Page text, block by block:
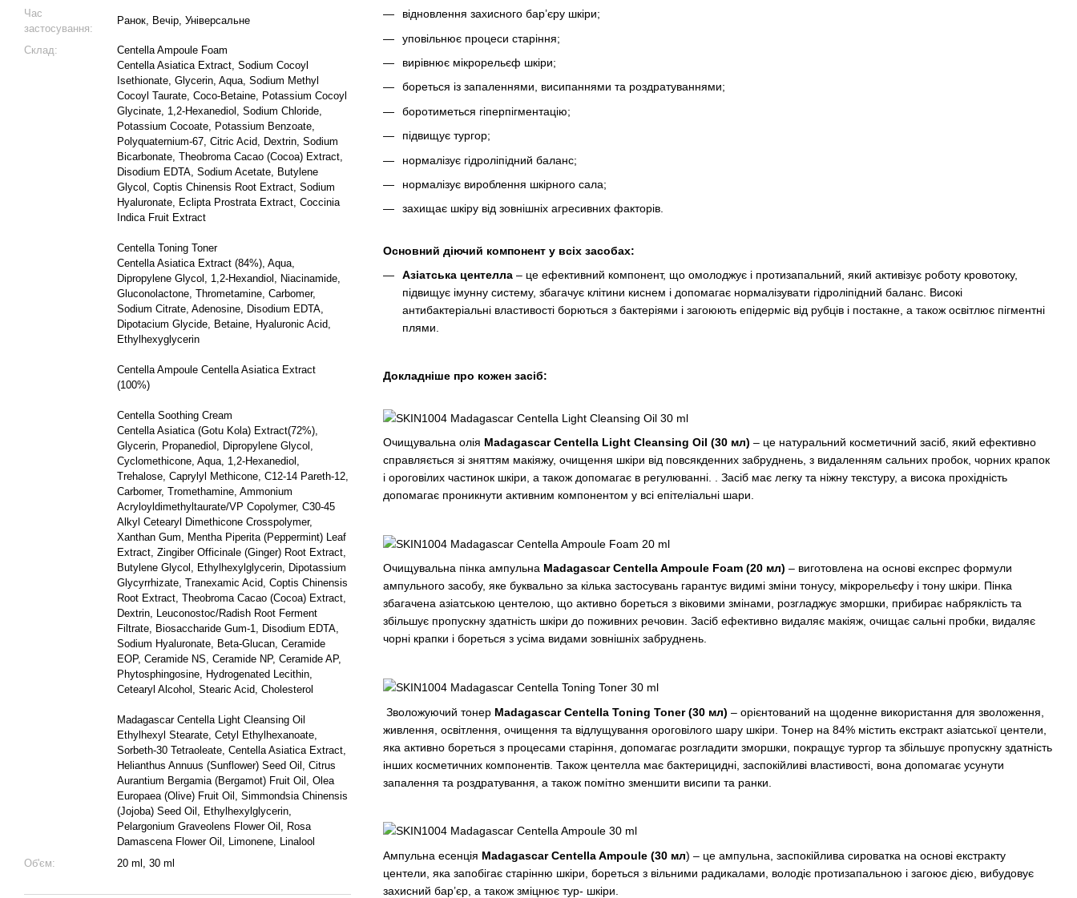
Час
застосування:
Ранок, Вечір, Універсальне
Склад:
Centella Ampoule Foam
Centella Asiatica Extract, Sodium Cocoyl
Isethionate, Glycerin, Aqua, Sodium Methyl
Cocoyl Taurate, Coco-Betaine, Potassium Cocoyl
Glycinate, 1,2-Hexanediol, Sodium Chloride,
Potassium Cocoate, Potassium Benzoate,
Polyquaternium-67, Citric Acid, Dextrin, Sodium
Bicarbonate, Theobroma Cacao (Cocoa) Extract,
Disodium EDTA, Sodium Acetate, Butylene
Glycol, Coptis Chinensis Root Extract, Sodium
Hyaluronate, Eclipta Prostrata Extract, Coccinia
Indica Fruit Extract
Centella Toning Toner
Centella Asiatica Extract (84%), Aqua,
Dipropylene Glycol, 1,2-Hexandiol, Niacinamide,
Gluconolactone, Thrometamine, Carbomer,
Sodium Citrate, Adenosine, Disodium EDTA,
Dipotacium Glycide, Betaine, Hyaluronic Acid,
Ethylhexyglycerin
Centella Ampoule Centella Asiatica Extract
(100%)
Centella Soothing Cream
Centella Asiatica (Gotu Kola) Extract(72%),
Glycerin, Propanediol, Dipropylene Glycol,
Cyclomethicone, Aqua, 1,2-Hexanediol,
Trehalose, Caprylyl Methicone, C12-14 Pareth-12,
Carbomer, Tromethamine, Ammonium
Acryloyldimethyltaurate/VP Copolymer, C30-45
Alkyl Cetearyl Dimethicone Crosspolymer,
Xanthan Gum, Mentha Piperita (Peppermint) Leaf
Extract, Zingiber Officinale (Ginger) Root Extract,
Butylene Glycol, Ethylhexylglycerin, Dipotassium
Glycyrrhizate, Tranexamic Acid, Coptis Chinensis
Root Extract, Theobroma Cacao (Cocoa) Extract,
Dextrin, Leuconostoc/Radish Root Ferment
Filtrate, Biosaccharide Gum-1, Disodium EDTA,
Sodium Hyaluronate, Beta-Glucan, Ceramide
EOP, Ceramide NS, Ceramide NP, Ceramide AP,
Phytosphingosine, Hydrogenated Lecithin,
Cetearyl Alcohol, Stearic Acid, Cholesterol
Madagascar Centella Light Cleansing Oil
Ethylhexyl Stearate, Cetyl Ethylhexanoate,
Sorbeth-30 Tetraoleate, Centella Asiatica Extract,
Helianthus Annuus (Sunflower) Seed Oil, Citrus
Aurantium Bergamia (Bergamot) Fruit Oil, Olea
Europaea (Olive) Fruit Oil, Simmondsia Chinensis
(Jojoba) Seed Oil, Ethylhexylglycerin,
Pelargonium Graveolens Flower Oil, Rosa
Damascena Flower Oil, Limonene, Linalool
Об'єм:
20 ml, 30 ml
відновлення захисного бар’єру шкіри;
уповільнює процеси старіння;
вирівнює мікрорельєф шкіри;
бореться із запаленнями, висипаннями та роздратуваннями;
боротиметься гіперпігментацію;
підвищує тургор;
нормалізує гідроліпідний баланс;
нормалізує вироблення шкірного сала;
захищає шкіру від зовнішніх агресивних факторів.
Основний діючий компонент у всіх засобах:
Азіатська центелла – це ефективний компонент, що омолоджує і протизапальний, який активізує роботу кровотоку,
підвищує імунну систему, збагачує клітини киснем і допомагає нормалізувати гідроліпідний баланс. Високі
антибактеріальні властивості борються з бактеріями і загоюють епідерміс від рубців і постакне, а також освітлює пігментні
плями.
Докладніше про кожен засіб:
Очищувальна олія Madagascar Centella Light Cleansing Oil (30 мл) – це натуральний косметичний засіб, який ефективно
справляється зі зняттям макіяжу, очищення шкіри від повсякденних забруднень, з видаленням сальних пробок, чорних крапок
і ороговілих частинок шкіри, а також допомагає в регулюванні. . Засіб має легку та ніжну текстуру, а висока прохідність
допомагає проникнути активним компонентом у всі епітеліальні шари.
Очищувальна пінка ампульна Madagascar Centella Ampoule Foam (20 мл) – виготовлена ​​на основі експрес формули
ампульного засобу, яке буквально за кілька застосувань гарантує видимі зміни тонусу, мікрорельєфу і тону шкіри. Пінка
збагачена азіатською центелою, що активно бореться з віковими змінами, розгладжує зморшки, прибирає набряклість та
збільшує пропускну здатність шкіри до поживних речовин. Засіб ефективно видаляє макіяж, очищає сальні пробки, видаляє
чорні крапки і бореться з усіма видами зовнішніх забруднень.
Зволожуючий тонер Madagascar Centella Toning Toner (30 мл) – орієнтований на щоденне використання для зволоження,
живлення, освітлення, очищення та відлущування ороговілого шару шкіри. Тонер на 84% містить екстракт азіатської центели,
яка активно бореться з процесами старіння, допомагає розгладити зморшки, покращує тургор та збільшує пропускну здатність
інших косметичних компонентів. Також центелла має бактерицидні, заспокійливі властивості, вона допомагає усунути
запалення та роздратування, а також помітно зменшити висипи та ранки.
Ампульна есенція Madagascar Centella Ampoule (30 мл) – це ампульна, заспокійлива сироватка на основі екстракту
центели, яка запобігає старінню шкіри, бореться з вільними радикалами, володіє протизапальною і загоює дією, вибудовує
захисний бар’єр, а також зміцнює тур- шкіри.